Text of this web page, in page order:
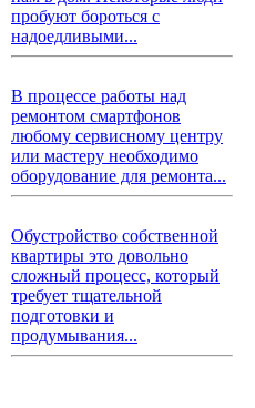
пробуют бороться с
надоедливыми...
В процессе работы над
ремонтом смартфонов
любому сервисному центру
или мастеру необходимо
оборудование для ремонта...
Обустройство собственной
квартиры это довольно
сложный процесс, который
требует тщательной
подготовки и
продумывания...